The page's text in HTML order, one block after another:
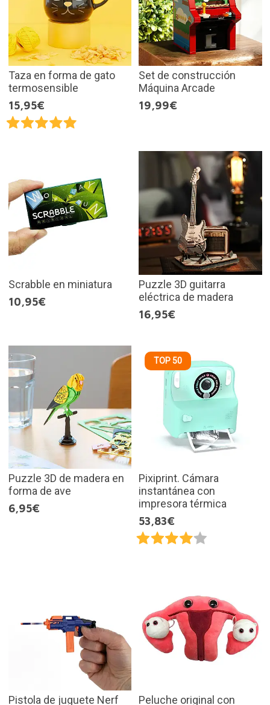
Taza en forma de gato
termosensible
15,95€
Set de construcción
Máquina Arcade
19,99€
Scrabble en miniatura
10,95€
Puzzle 3D guitarra
eléctrica de madera
16,95€
Puzzle 3D de madera en
forma de ave
6,95€
TOP 50
Pixiprint. Cámara
instantánea con
impresora térmica
53,83€
Pistola de juguete Nerf Peluche original con